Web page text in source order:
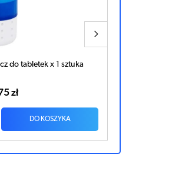
Przyrząd IS do przetaczania